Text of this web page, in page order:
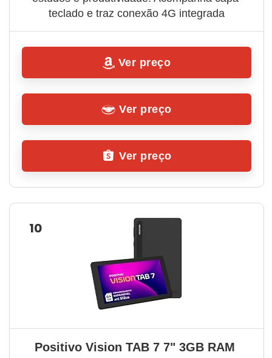
teclado e traz conexão 4G integrada
Ver preço
Ver preço
Ver preço
10
Positivo Vision TAB 7 7" 3GB RAM